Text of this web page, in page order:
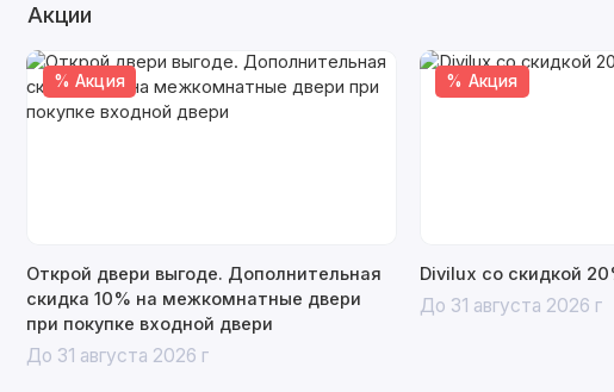
Акции
% Акция
Открой двери выгоде. Дополнительная
скидка 10% на межкомнатные двери
при покупке входной двери
До 31 августа 2026 г
% Акция
Divilux со скидкой
До 31 августа 2026 г